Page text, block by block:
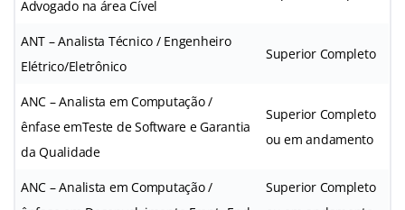
Advogado na área Cível
ANT – Analista Técnico / Engenheiro
Elétrico/Eletrônico
Superior Completo
ANC – Analista em Computação /
ênfase emTeste de Software e Garantia
da Qualidade
Superior Completo
ou em andamento
ANC – Analista em Computação /
Superior Completo